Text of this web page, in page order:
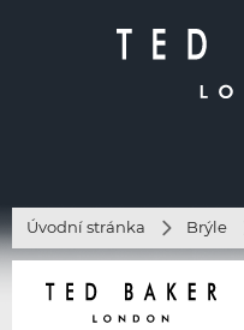
Úvodní stránka Brýle